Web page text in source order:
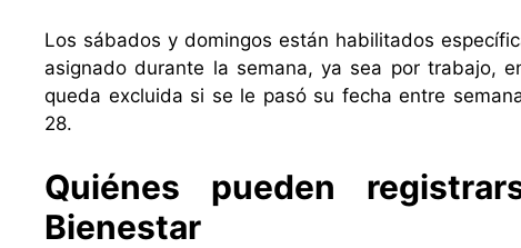
Los sábados y domingos están habilitados
asignado durante la semana, ya sea por trabajo,
queda excluida si se le pasó su fecha entre
28.
Quiénes pueden
Bienestar